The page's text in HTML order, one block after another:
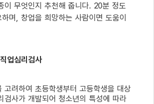
이 무엇인지 추천해 줍니다. 20분 정도
며 , 창업을 희망하는 사람이면 도움이
업심리검사
고려하여 초등학생부터 고등학생을 대상
검사가 개발되어 청소년의 특성에 따라